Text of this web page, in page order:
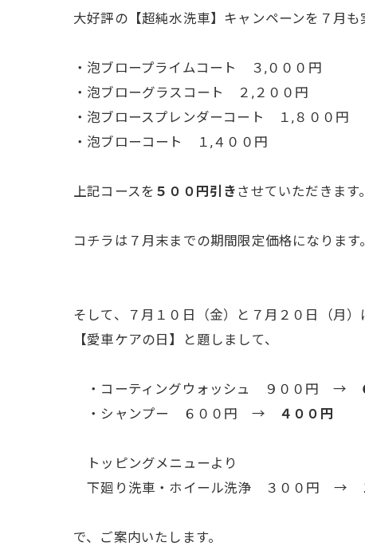
大好評の【超純水洗車】キャンペーンを７月も
・泡ブロープライムコート ３,０００円
・泡ブローグラスコート ２,２００円
・泡ブロースプレンダーコート １,８００円
・泡ブローコート １,４００円
上記コースを ５００円引き させていただきます。
コチラは７月末までの期間限定価格になります。
そして、７月１０日（金）と７月２０日（月
【愛車ケアの日】と題しまして、
・コーティングウォッシュ ９００円 →
・シャンプー ６００円 →
４００円
トッピングメニューより
下廻り洗車・ホイール洗浄 ３００円 →
で、ご案内いたします。